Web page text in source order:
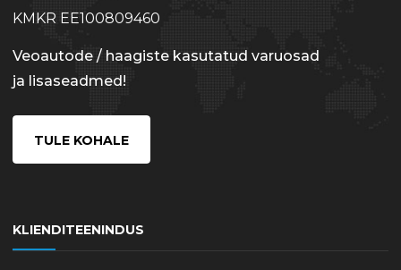
KMKR EE100809460
Veoautode / haagiste kasutatud varuosad
ja lisaseadmed!
TULE KOHALE
KLIENDITEENINDUS